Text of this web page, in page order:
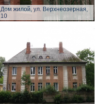
Дом жилой, ул. Верхнеозерная,
10